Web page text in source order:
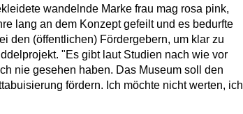
wandelnde Marke frau mag rosa pink,
lang an dem Konzept gefeilt und es bedurfte
den (öffentlichen) Fördergebern, um klar zu
"Es gibt laut Studien nach wie vor
nie gesehen haben. Das Museum soll den
fördern. Ich möchte nicht werten, ich